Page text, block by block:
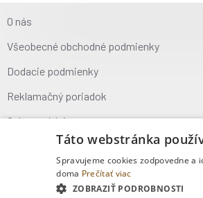
O nás
Všeobecné obchodné podmienky
Dodacie podmienky
Reklamačný poriadok
Ochrana údajov
Copyright © 2025, MOVECO s.r.o., Všetky
Táto webstránka
Spravujeme cookies zodpovedne a
doma Prečítať viac
ZOBRAZIŤ PODROBNOSTI